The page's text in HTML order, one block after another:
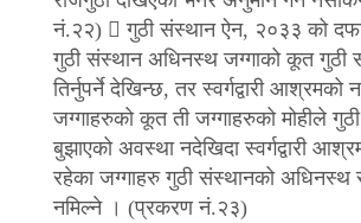
नं.२२)  गुठी संस्थान ऐन, २०३३ को
गुठी संस्थान अधिनस्थ जग्गाको कूत गुठी
तिर्नुपर्ने देखिन्छ, तर स्वर्गद्वारी आश्रमको
जग्गाहरुको कूत ती जग्गाहरुको मोहीले
बुझाएको अवस्था नदेखिदा स्वर्गद्वारी
रहेका जग्गाहरु गुठी संस्थानको अधिनस्थ
नमिल्ने । (प्रकरण नं.२३)